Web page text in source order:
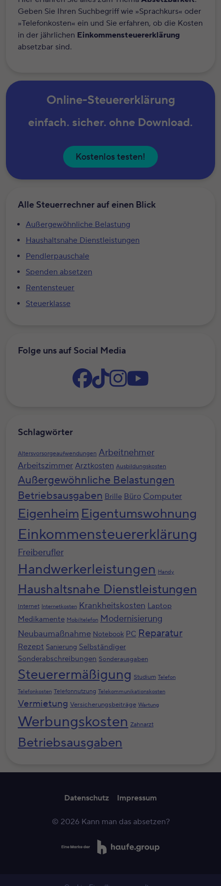
Geben Sie Ihren Suchbegriff wie »Sprachkurs« oder
»Telefonkosten« ein und Sie erfahren, ob die Kosten
in der jährlichen Einkommensteuererklärung
absetzbar sind.
Online-Steuererklärung
einfach. sicher. ohne Download.
Kostenlos testen!
Alle Steuerrechner auf einen Blick
Außergewöhnliche Belastung
Haushaltsnahe Dienstleistungen
Pendlerpauschale
Spenden absetzen
Rentensteuer
Steuerklasse
Folge uns auf Social Media
Schlagwörter
Altersvorsorgeaufwendungen Arbeitnehmer
Arbeitszimmer Arztkosten Ausbildungskosten
Außergewöhnliche Belastungen
Betriebsausgaben Brille Büro Computer
Eigenheim Eigentumswohnung
Einkommensteuererklärung
Freiberufler
Handwerkerleistungen Handy
Haushaltsnahe Dienstleistungen
Internet Internetkosten Krankheitskosten Laptop
Medikamente Mobiltelefon Modernisierung
Neubaumaßnahme Notebook PC Reparatur
Rezept Sanierung Selbständiger
Sonderabschreibungen Sonderausgaben
Steuerermäßigung Studium Telefon
Telefonkosten Telefonnutzung Telekommunikationskosten
Vermietung Versicherungsbeiträge Wartung
Werbungskosten Zahnarzt
Betriebsausgaben
Datenschutz Impressum
© 2026 Kann man das absetzen?